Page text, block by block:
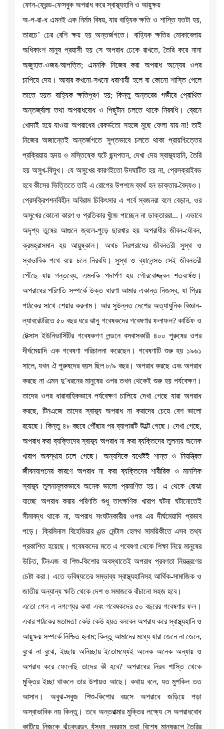
ফোন-ফ্রেন্ড-ফেসবুক অপরাধ করে স্বাস্থ্যহানি ও আয়ুক্ষয়
অ-প-রা-ধ এমনই এক নির্মম বিষয়, যার বাহ্যিক ক্ষতি ও শাস্তি যতটা হয়,
তারচে’ ঢের বেশি ক্ষয় হয় অন্তর্জগতে। বাহ্যিক ক্ষতির মোকাবেলায়
অধিকাংশ মানুষ প্রয়াসী হয় সে অপরাধ ঢেকে রাখতে, তৈরি করে নানা
অজুহাত-ওজর-আপত্তি; এমনকি নিজের করা অপরাধ অন্যের ওপর
চাপিয়ে দেয়। আবার কখনো-সখনো ধরাশায়ী হলে বা কোনো শাস্তি পেলে
তাতে হয়ত বাহ্যিক ক্ষতিপূরণ হয়; কিন্তু অন্তরের গভীরে প্রোথিত
অন্তর্জ্বালা তথা অপরাধবোধ ও পিছুটান চলতে থাকে নিরবধি। ব্রেনে
খোদাই হয়ে যাওয়া অপরাধের রেকর্ডতো সহজে মুছে ফেলা যায় না! তাই
নিজের অজান্তেই অন্তর্জগতে সুপ্তভাবে চলতে থাকা প্রায়শ্চিত্তের
প্রক্রিয়ায় হৃদয় ও মস্তিষ্কে ঘটে ছন্দপতন, দেখা দেয় স্বাস্থ্যহানি, তৈরি
হয় অসুখ-বিসুখ। যে অসুখের কারণইতো উদঘাটিত হয় না, প্রেসক্রাইবড
হবে কীসের ভিত্তিতে তাই এ রোগের উপশমে ব্যর্থ হন ডাক্তার-বৈদ্যও।
প্রেসক্রিপশনবিহীন অবিরাম চিকিৎসার এ পর্বে স্বজনরা বলে বেড়ান, ওর
অসুখের কোনো কারণ ও প্রতিকার খুঁজে পাচ্ছেন না ডাক্তাররা...। এভাবে
অদৃশ্য তুষের আগুনে জ্বলে-পুড়ে ছারখার হয় অপরাধীর জীবন-যৌবন,
ক্রমহ্রাসমান হয় আয়ুষ্কাল। অথচ নিরপরাধের জীবনতরী সুস্থ ও
স্বাভাবিক পথে বয়ে চলে নিরবধি। সুস্থ ও ব্যালেন্সড সেই জীবনতরী
পৌঁছে যায় গন্তব্যে, এমনকি পদার্পণ হয় গৌরবোজ্জ্বল শতবর্ষেও।
অপরাধের পরিণতি সম্পর্কে উক্ত ধারণা আমার একান্ত নিজস্ব, যা প্রিয়
পাঠকের সাথে শেয়ার করলাম। আর সুউন্নত দেশের অত্যাধুনিক বিজ্ঞান-
ল্যাবরেটরিতে ৫০ বছর ধরে ঝানু গবেষকদের গবেষণার ফলাফল? কার্ডিফ ও
টেক্সাস ইউনিভার্সিটির গবেষকগণ লন্ডনে বসবাসকারী ৪০০ পুরুষের ওপর
দীর্ঘমেয়াদি এক গবেষণা পরিচালনা করেছেন। গবেষণাটি শুরু হয় ১৯৬১
সালে, যখন ঐ পুরুষদের বয়স ছিল ৮/৯ বছর। অপরাধ করছে এবং অপরাধ
করছে না এমন দু’ধরনের মানুষের ওপর তখন থেকেই শুরু হয় পর্যবেক্ষণ।
তাদের ওপর ধারাবাহিকভাবে পর্যবেক্ষণ চালিয়ে দেখা গেছে যারা অপরাধ
করছে, টিনএজে তাদের স্বাস্থ্য অপরাধ না করাদের চেয়ে বেশ ভালো
রয়েছে। কিন্তু ৪৮ বছরে পৌঁছার পর ব্যাপারটি উল্টে গেছে। দেখা গেছে,
অপরাধ করা ব্যক্তিদের স্বাস্থ্য অপরাধ না করা ব্যক্তিদের তুলনায় অনেক
খারাপ অবস্থায় চলে গেছে। অন্যদিকে যথেষ্টই শান্ত ও নিয়ন্ত্রিত
জীবনযাপনের কারণে অপরাধ না করা ব্যক্তিদের শারীরিক ও মানসিক
স্বাস্থ্য তুলনামূলকভাবে অনেক ভালো প্রমাণিত হয়। এ থেকে বোঝা
যাচ্ছে অপরাধ করার পরিণতি শুধু তাৎক্ষণিক খারাপ ঘটনা ঘটানোতেই
সীমাবদ্ধ থাকে না, অপরাধ সংঘটনকারীর ওপর এর দীর্ঘমেয়াদি প্রভাব
পড়ে। ক্রিমিনাল বিহেভিয়ার এন্ড মেন্টাল হেলথ সাময়িকীতে এসব তথ্য
প্রকাশিত হয়েছে। গবেষকদের মতে এ গবেষণা থেকে শিক্ষা নিয়ে মানুষের
উচিত, টিনএজ বা শিশু-কিশোর অবস্থাতেই অপরাধ প্রবণতা নিয়ন্ত্রণের
চেষ্টা করা। এতে ভবিষ্যতের সম্ভাব্য স্বাস্থ্যহানিসহ আর্থিক-সামাজিক ও
জাতীয় অন্যান্য ক্ষতি থেকে দেশ ও সমাজকে বাঁচানো সহজ হবে।
এতো গেল এ নগণ্যের কথা এবং গবেষকদের ৫০ বছরের গবেষণার ফল।
এবার পাঠকের মতামত! কেউ কেউ হয়ত বলবেন অপরাধ করে স্বাস্থ্যহানি ও
আয়ুক্ষয় সম্পর্কে নিশ্চিত হলাম; কিন্তু আমাদের মধ্যে যারা জেনে না জেনে,
বুঝে না বুঝে, ইচ্ছায় অনিচ্ছায় ইতোমধ্যেই অনেক অনেক অন্যায় ও
অপরাধ করে ফেলেছি তাদের কী হবে? অপরাধের নিরব শাস্তি থেকে
মুক্তির ইচ্ছা থাকলে তার উপায়ও আছে। কথায় বলে, যত মুশকিল তত
আসান। অবুঝ-সবুজ শিশু-কিশোর বয়সে অপরাধে জড়িয়ে পড়া
অস্বাভাবিক নয় কিন্তু। তবে অন্তরাত্মার মুক্তির লক্ষ্যে সে অপরাধবোধ
কাটিয়ে নিজকে ঝঁঢ়বৎরড়ৎ যঁসধহ নবরহম তথা বিশেষ মানুষরূপে তৈরির